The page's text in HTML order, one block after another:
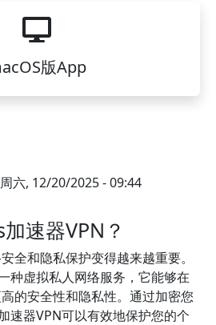
版App
周六, 12/20/2025 - 09:44
速器VPN？
全和隐私保护变得越来越重要。
种虚拟私人网络服务，它能够在
的安全性和隐私性。通过加密您
速器VPN可以有效地保护您的个